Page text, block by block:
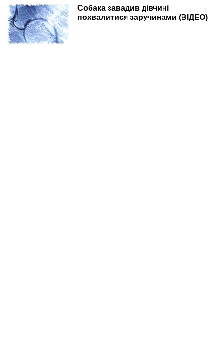
Собака завадив дівчині
похвалитися заручинами (ВІДЕО)